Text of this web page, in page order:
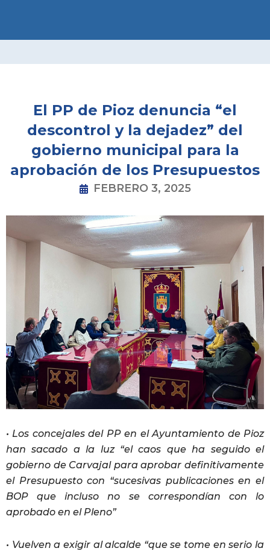
El PP de Pioz denuncia “el
descontrol y la dejadez” del
gobierno municipal para la
aprobación de los Presupuestos
FEBRERO 3, 2025
• Los concejales del PP en el Ayuntamiento de Pioz
han sacado a la luz “el caos que ha seguido el
gobierno de Carvajal para aprobar definitivamente
el Presupuesto con “sucesivas publicaciones en el
BOP que incluso no se correspondían con lo
aprobado en el Pleno”
• Vuelven a exigir al alcalde “que se tome en serio la